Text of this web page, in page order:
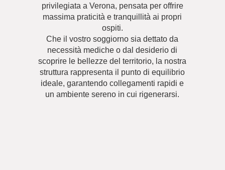
privilegiata a Verona, pensata per offrire
massima praticità e tranquillità ai propri
ospiti.
Che il vostro soggiorno sia dettato da
necessità mediche o dal desiderio di
scoprire le bellezze del territorio, la nostra
struttura rappresenta il punto di equilibrio
ideale, garantendo collegamenti rapidi e
un ambiente sereno in cui rigenerarsi.